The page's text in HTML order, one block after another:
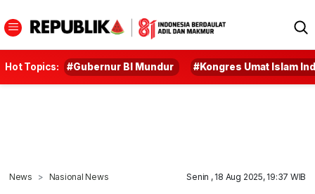
Hot Topics: #Gubernur BI Mundur #Kongres Umat Islam
News Nasional News Senin , 18 Aug 2025, 19:37 WIB